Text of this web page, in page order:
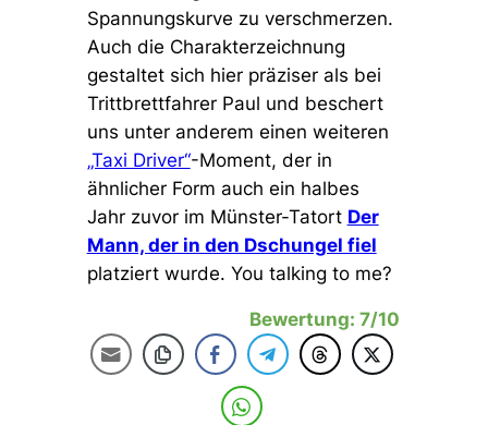
Spannungskurve zu verschmerzen.
Auch die Charakterzeichnung
gestaltet sich hier präziser als bei
Trittbrettfahrer Paul und beschert
uns unter anderem einen weiteren
„Taxi Driver“-Moment, der in
ähnlicher Form auch ein halbes
Jahr zuvor im Münster-Tatort Der
Mann, der in den Dschungel fiel
platziert wurde. You talking to me?
Bewertung: 7/10